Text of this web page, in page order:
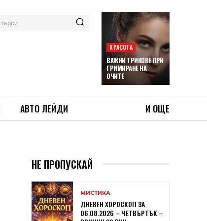
търси
КРАСОТА
ВАЖНИ ТРИКОВЕ ПРИ
ГРИМИРАНЕ НА
ОЧИТЕ
АВТО ЛЕЙДИ И ОЩЕ
НЕ ПРОПУСКАЙ
МИСТИКА
ДНЕВЕН ХОРОСКОП ЗА
06.08.2026 – ЧЕТВЪРТЪК –